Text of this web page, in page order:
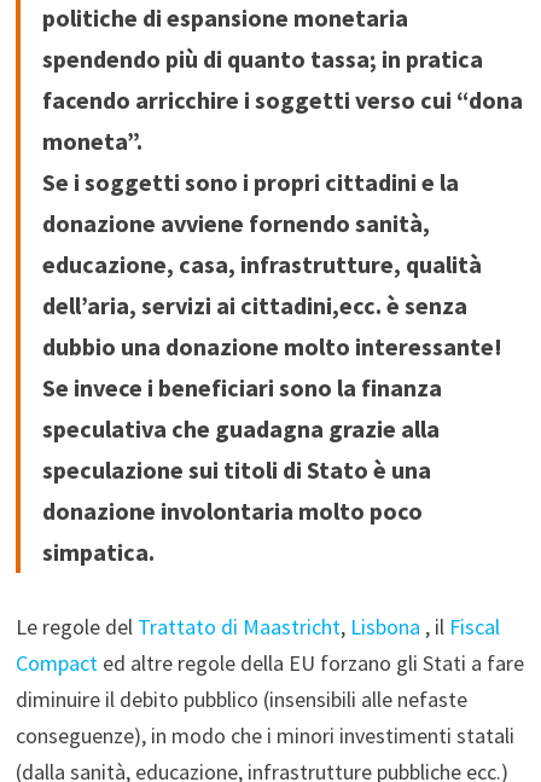
politiche di espansione monetaria
spendendo più di quanto tassa; in pratica
facendo arricchire i soggetti verso cui “dona
moneta”.
Se i soggetti sono i propri cittadini e la
donazione avviene fornendo sanità,
educazione, casa, infrastrutture, qualità
dell’aria, servizi ai cittadini,ecc. è senza
dubbio una donazione molto interessante!
Se invece i beneficiari sono la finanza
speculativa che guadagna grazie alla
speculazione sui titoli di Stato è una
donazione involontaria molto poco
simpatica.
Le regole del Trattato di Maastricht, Lisbona , il Fiscal
Compacted altre regole della EU forzano gli Stati a fare
diminuire il debito pubblico (insensibili alle nefaste
conseguenze), in modo che i minori investimenti statali
(dalla sanità, educazione, infrastrutture pubbliche ecc.)